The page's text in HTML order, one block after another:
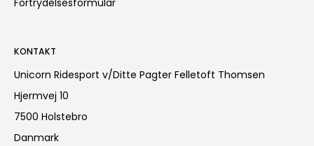
KONTAKT
Unicorn Ridesport v/Ditte Pagter Felletoft Thomsen
Hjermvej 10
7500 Holstebro
Danmark